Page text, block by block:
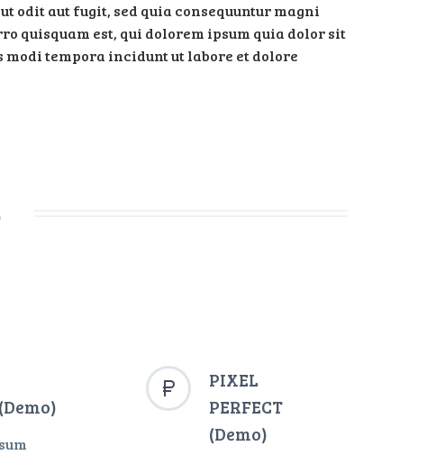
odit aut fugit, sed quia consequuntur magni
quisquam est, qui dolorem ipsum quia dolor sit
tempora incidunt ut labore et dolore


PIXEL
PERFECT
(Demo)